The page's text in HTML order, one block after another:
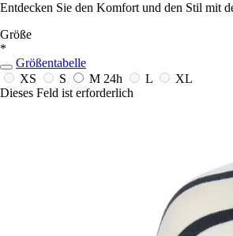
Entdecken Sie den Komfort und den Stil mit
Größe
*
Größentabelle
XS
S M 24h L
XL
Dieses Feld ist erforderlich